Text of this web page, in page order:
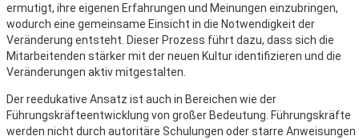
ermutigt, ihre eigenen Erfahrungen und Meinungen einzubringen,
wodurch eine gemeinsame Einsicht in die Notwendigkeit der
Veränderung entsteht. Dieser Prozess führt dazu, dass sich die
Mitarbeitenden stärker mit der neuen Kultur identifizieren und die
Veränderungen aktiv mitgestalten.
Der reedukative Ansatz ist auch in Bereichen wie der
Führungskräfteentwicklung von großer Bedeutung. Führungskräfte
werden nicht durch autoritäre Schulungen oder starre Anweisungen